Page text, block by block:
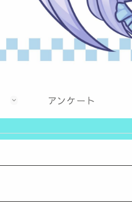
アンケート